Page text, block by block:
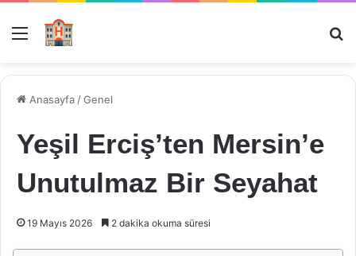
Menü
Anasayfa /Genel
Yeşil Erciş’ten Mersin’e
Unutulmaz Bir Seyahat
19 Mayıs 2026 2 dakika okuma süresi